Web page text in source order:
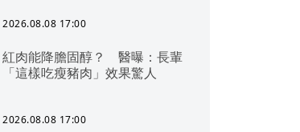
2026.08.08 17:00
紅肉能降膽固醇？ 醫曝：長輩
「這樣吃瘦豬肉」效果驚人
2026.08.08 17:00